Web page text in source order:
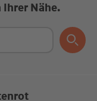
Ihrer Nähe.